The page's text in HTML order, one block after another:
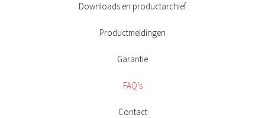
Downloads en productarchief
Productmeldingen
Garantie
FAQ’s
Contact